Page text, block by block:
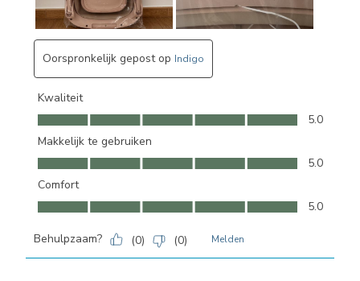
Oorspronkelijk gepost op Indigo
Kwaliteit
Kwaliteit, 5.0 van 5
5.0
Makkelijk te gebruiken
Makkelijk te gebruiken, 5.0 van 5
5.0
Comfort
Comfort, 5.0 van 5
5.0
Behulpzaam? (0) (0) Melden